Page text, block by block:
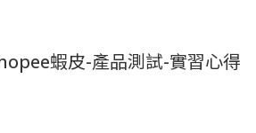
蝦皮-產品測試-實習心得